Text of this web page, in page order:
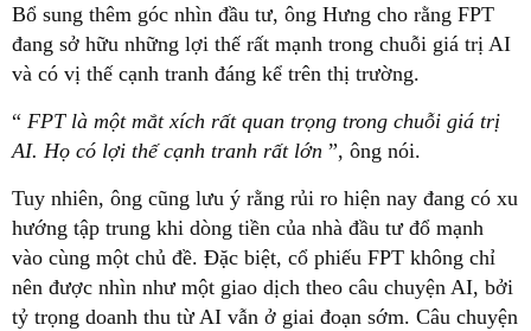
Bổ sung thêm góc nhìn đầu tư, ông Hưng cho rằng FPT
đang sở hữu những lợi thế rất mạnh trong chuỗi giá trị AI
và có vị thế cạnh tranh đáng kể trên thị trường.
“ FPT là một mắt xích rất quan trọng trong chuỗi giá trị
AI. Họ có lợi thế cạnh tranh rất lớn ”, ông nói.
Tuy nhiên, ông cũng lưu ý rằng rủi ro hiện nay đang có xu
hướng tập trung khi dòng tiền của nhà đầu tư đổ mạnh
vào cùng một chủ đề. Đặc biệt, cổ phiếu FPT không chỉ
nên được nhìn như một giao dịch theo câu chuyện AI, bởi
tỷ trọng doanh thu từ AI vẫn ở giai đoạn sớm. Câu chuyện